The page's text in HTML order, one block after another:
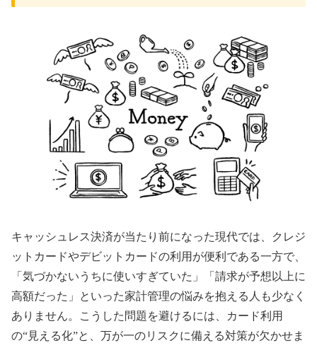
キャッシュレス決済が当たり前になった現代では、クレジ
ットカードやデビットカードの利用が便利である一方で、
「気づかないうちに使いすぎていた」「請求が予想以上に
高額だった」といった家計管理の悩みを抱える人も少なく
ありません。こうした問題を避けるには、カード利用
の“見える化”と、万が一のリスクに備える対策が欠かせま